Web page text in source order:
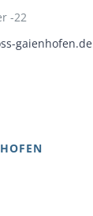
-22
gaienhofen.de